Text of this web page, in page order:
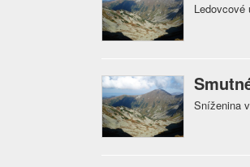
Ledovcové
Sníženina